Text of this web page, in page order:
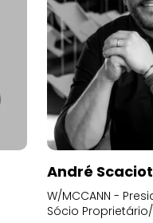
André
W/MCCANN -
Sócio